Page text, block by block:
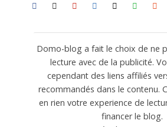
Domo-blog a fait le choix de ne
lecture avec de la publicité.
cependant des liens affiliés
recommandés dans le contenu.
en rien votre experience de
financer le blog.